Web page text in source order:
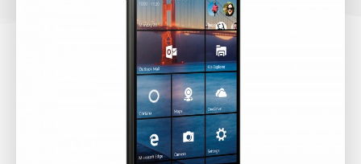
スマートホーム アクションカメラ
iPad Mac Android
オーディオ 周辺機器